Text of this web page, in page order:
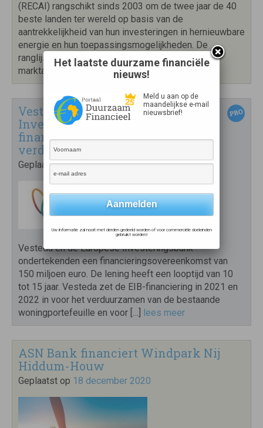
(RECAI) rangschikt sinds 2003 om de twee jaar de 40
beste landen ter wereld op basis van de
aantrekkelijkheid van hun investeringen in hernieuwbare
energie en hun toepassingsmogelijkheden. De
ranglijsten weerspiegelen beoordelingen van
marktaantrekkelijkheid […]lees meer
Vesteda en Europese
Investeringsbank ondertekenen
financieringsovereenkomst voor
verduurzaming
Geplaatst op21 december 2020
Vesteda en de Europese Investeringsbank
ondertekenden een financieringsovereenkomst van
150 miljoen euro. De lening heeft een looptijd van 10
tot 15 jaar. Vesteda zet de EIB-financiering in 2021 en
2022 in voor het verduurzamen van de bestaande
woningportefeuille en voor […] lees meer
ASN Bank financiert Windpark Nij
Hiddum-Houw
Geplaatst op 18 december 2020
Het laatste duurzame financiële
nieuws!
Meld u aan op de
maandelijkse e-mail
nieuwsbrief!
Uw informatie zal nooit met derden gedeeld worden of voor commerciële doeleinden
gebruikt worden!